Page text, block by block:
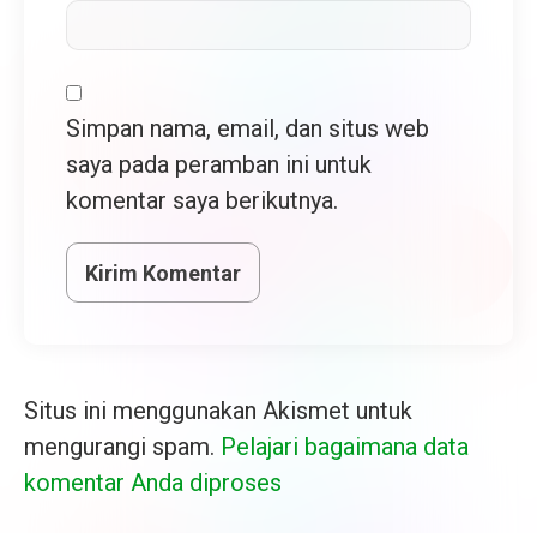
Simpan nama, email, dan situs web
saya pada peramban ini untuk
komentar saya berikutnya.
Situs ini menggunakan Akismet untuk
mengurangi spam. Pelajari bagaimana data
komentar Anda diproses